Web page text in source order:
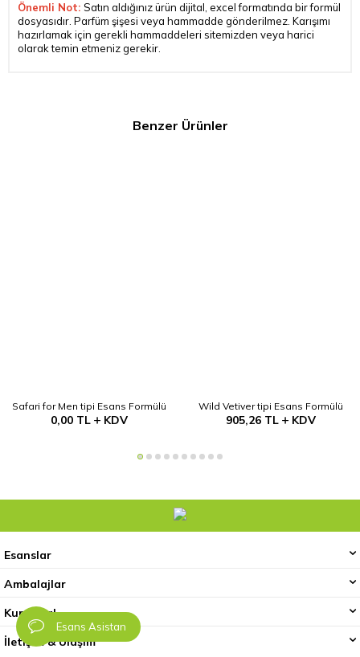
Esans Asistan
Önemli Not: Satın aldığınız ürün dijital, excel formatında bir formül
dosyasıdır. Parfüm şişesi veya hammadde gönderilmez. Karışımı
hazırlamak için gerekli hammaddeleri sitemizden veya harici
olarak temin etmeniz gerekir.
Benzer Ürünler
Safari for Men tipi Esans Formülü
0,00TL KDV
Wild Vetiver tipi Esans Formülü
905,26 TL KDV
Esanslar
Ambalajlar
Kurumsal
İletişim & Ulaşım